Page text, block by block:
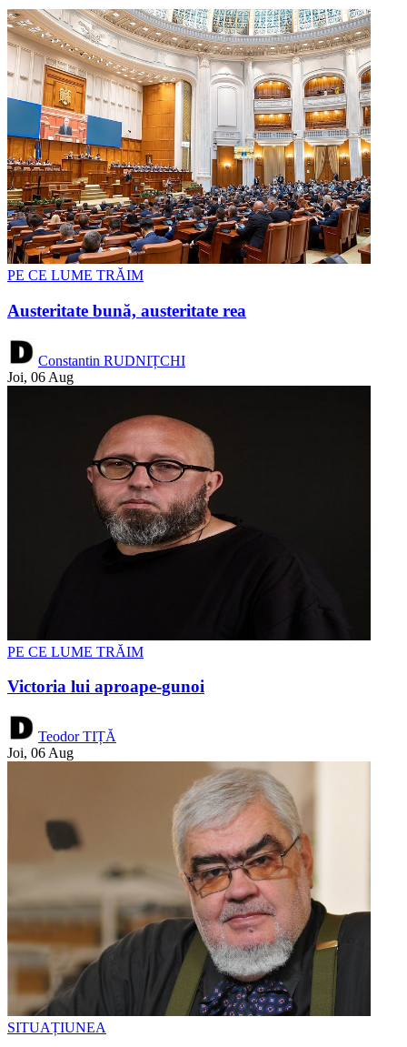
PE CE LUME TRĂIM
Austeritate bună, austeritate rea
Constantin RUDNIȚCHI
Joi, 06 Aug
PE CE LUME TRĂIM
Victoria lui aproape-gunoi
Teodor TIȚĂ
Joi, 06 Aug
SITUAȚIUNEA